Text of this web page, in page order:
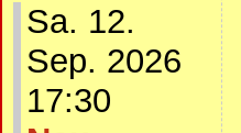
Sa. 12.
Sep. 2026
17:30